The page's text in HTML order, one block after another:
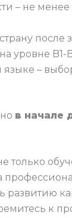
– не менее
страну
уровне B1-
–
в начале
только
к